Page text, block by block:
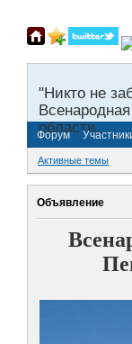
"Никто не
области.
Форум
Активные темы
Объявление